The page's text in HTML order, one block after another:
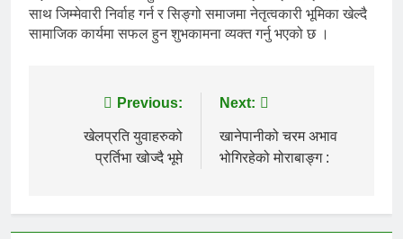
साथ जिम्मेवारी निर्वाह गर्न र सिङ्गो समाजमा नेतृत्वकारी भूमिका खेल्दै
सामाजिक कार्यमा सफल हुन शुभकामना व्यक्त गर्नु भएको छ ।
navigation
Previous:
खेलप्रति युवाहरुको
प्रर्तिभा खोज्दै भूमे
Next:
खानेपानीको चरम अभाव
भोगिरहेको मोराबाङ्ग :